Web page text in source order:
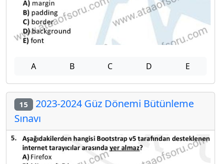
A B C D E
15 2023-2024 Güz Dönemi Bütünleme
Sınavı